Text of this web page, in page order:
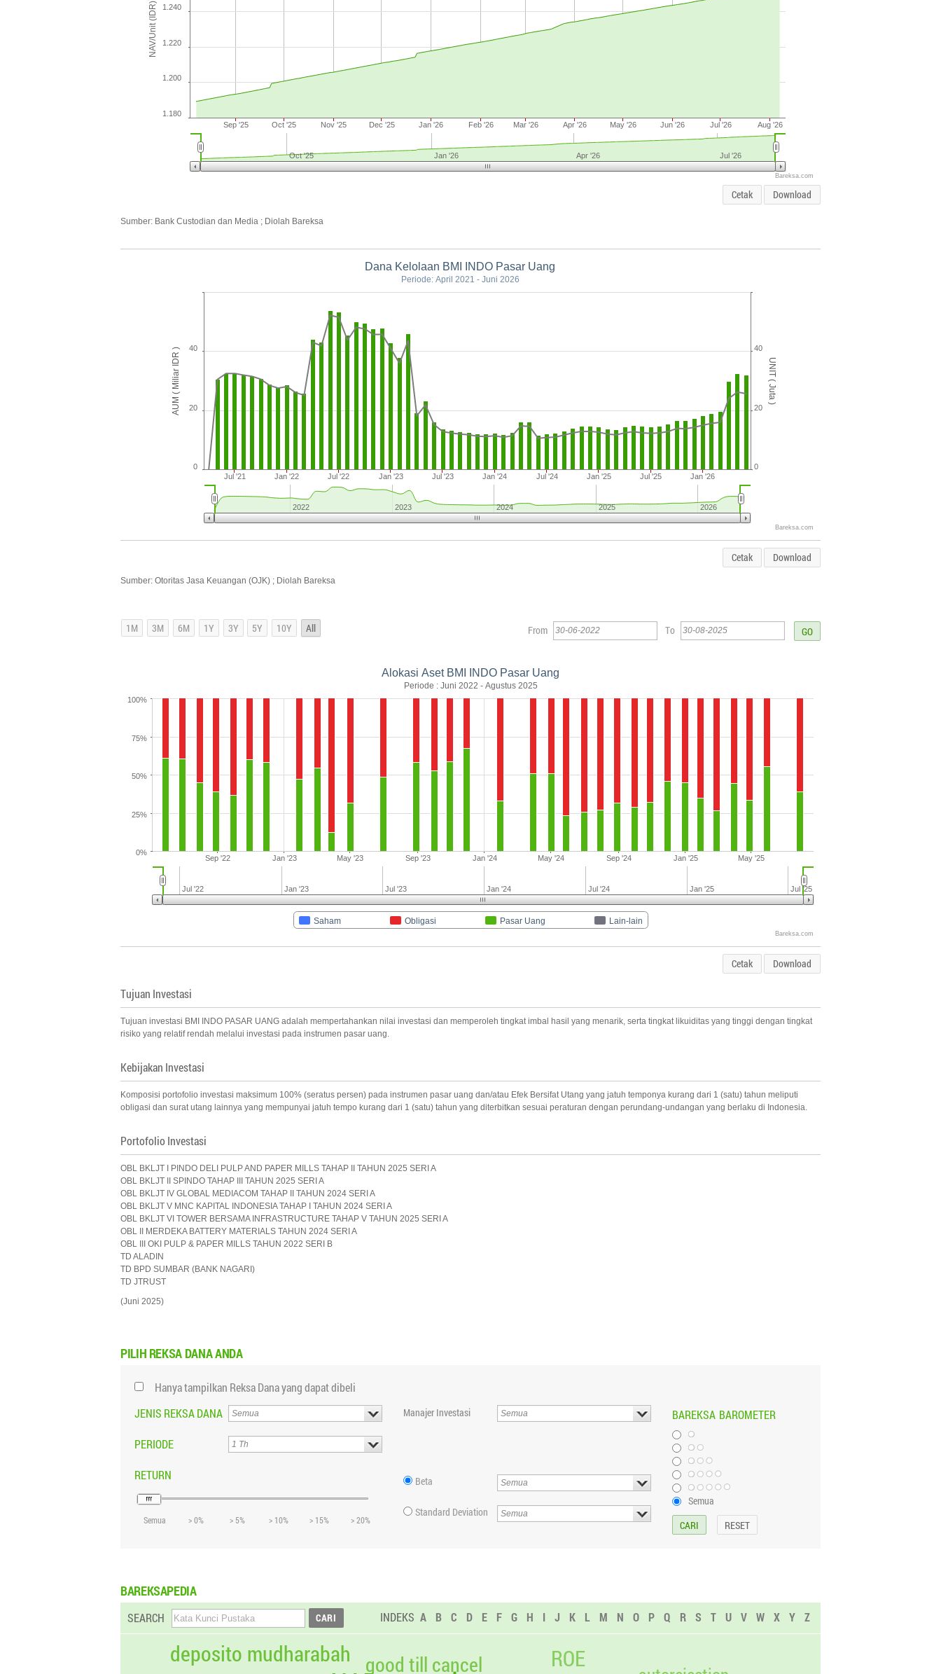
NAV/Unit (IDR)
Sep '25 Oct '25 Nov '25 Dec '25 Jan '26 Feb '26 Mar '26 Apr '26 May '26 Jun '26 Jul '26 Aug '26
1.180
1.200
1.220
1.240
Oct '25 Jan '26 Apr '26 Jul '26
Bareksa.com
Cetak Download
Sumber: Bank Custodian dan Media ; Diolah Bareksa
AUM ( Miliar IDR ) UNIT ( Juta )
Dana Kelolaan BMI INDO Pasar Uang
Periode: April 2021 - Juni 2026
Jul '21 Jan '22 Jul '22 Jan '23 Jul '23 Jan '24 Jul '24 Jan '25 Jul '25 Jan '26
0
20
40
0
20
40
2022 2023 2024 2025 2026
Bareksa.com
Cetak Download
Sumber: Otoritas Jasa Keuangan (OJK) ; Diolah Bareksa
From To
Alokasi Aset BMI INDO Pasar Uang
Periode : Juni 2022 - Agustus 2025
Saham Obligasi Pasar Uang Lain-lain
Sep '22 Jan '23 May '23 Sep '23 Jan '24 May '24 Sep '24 Jan '25 May '25
0%
25%
50%
75%
100%
Jul '22 Jan '23 Jul '23 Jan '24 Jul '24 Jan '25 Jul '25
Bareksa.com
Cetak Download
Tujuan Investasi
Tujuan investasi BMI INDO PASAR UANG adalah mempertahankan nilai investasi dan memperoleh tingkat imbal hasil yang menarik, serta tingkat likuiditas yang tinggi dengan tingkat
risiko yang relatif rendah melalui investasi pada instrumen pasar uang.
Kebijakan Investasi
Komposisi portofolio investasi maksimum 100% (seratus persen) pada instrumen pasar uang dan/atau Efek Bersifat Utang yang jatuh temponya kurang dari 1 (satu) tahun meliputi
obligasi dan surat utang lainnya yang mempunyai jatuh tempo kurang dari 1 (satu) tahun yang diterbitkan sesuai peraturan dengan perundang-undangan yang berlaku di Indonesia.
Portofolio Investasi
OBL BKLJT I PINDO DELI PULP AND PAPER MILLS TAHAP II TAHUN 2025 SERI A
OBL BKLJT II SPINDO TAHAP III TAHUN 2025 SERI A
OBL BKLJT IV GLOBAL MEDIACOM TAHAP II TAHUN 2024 SERI A
OBL BKLJT V MNC KAPITAL INDONESIA TAHAP I TAHUN 2024 SERI A
OBL BKLJT VI TOWER BERSAMA INFRASTRUCTURE TAHAP V TAHUN 2025 SERI A
OBL II MERDEKA BATTERY MATERIALS TAHUN 2024 SERI A
OBL III OKI PULP & PAPER MILLS TAHUN 2022 SERI B
TD ALADIN
TD BPD SUMBAR (BANK NAGARI)
TD JTRUST
(Juni 2025)
PILIH REKSA DANA ANDA
Hanya tampilkan Reksa Dana yang dapat dibeli
JENIS REKSA DANA
PERIODE
RETURN
Semua > 0% > 5% > 10% > 15% > 20%
Manajer Investasi
Beta
Standard Deviation
BAREKSA BAROMETER
Semua
BAREKSAPEDIA
SEARCH INDEKS A B C D E F G H I J K L M N O P Q R S T U V W X Y Z
deposito mudharabah good till cancel ROE